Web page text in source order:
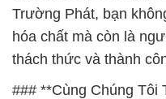
Trường Phát, bạn
hóa chất mà còn là
thách thức và thành
### **Cùng Chúng Tôi